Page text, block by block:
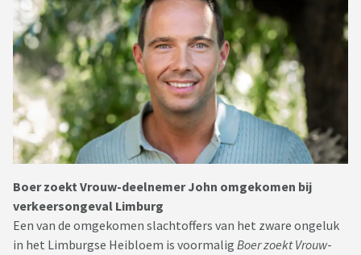
Boer zoekt Vrouw-deelnemer John omgekomen bij
verkeersongeval Limburg
Een van de omgekomen slachtoffers van het zware ongeluk
in het Limburgse Heibloem is voormalig Boer zoekt Vrouw-